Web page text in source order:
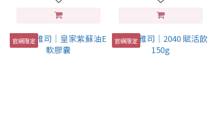
官網限定 官網限定